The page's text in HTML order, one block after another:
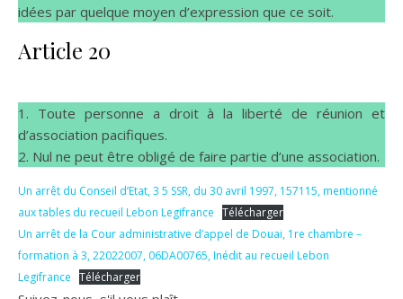
idées par quelque moyen d’expression que ce soit.
Article 20
1. Toute personne a droit à la liberté de réunion et
d’association pacifiques.
2. Nul ne peut être obligé de faire partie d’une association.
Un arrêt du Conseil d’Etat, 3 5 SSR, du 30 avril 1997, 157115, mentionné
aux tables du recueil Lebon Legifrance Télécharger
Un arrêt de la Cour administrative d’appel de Douai, 1re chambre –
formation à 3, 22022007, 06DA00765, Inédit au recueil Lebon
Legifrance Télécharger